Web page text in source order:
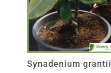
Synadenium grantii